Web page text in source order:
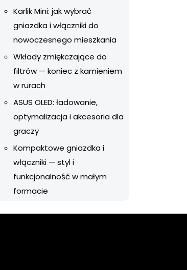
Karlik Mini: jak wybrać
gniazdka i włączniki do
nowoczesnego mieszkania
Wkłady zmiękczające do
filtrów — koniec z kamieniem
w rurach
ASUS OLED: ładowanie,
optymalizacja i akcesoria dla
graczy
Kompaktowe gniazdka i
włączniki — styl i
funkcjonalność w małym
formacie